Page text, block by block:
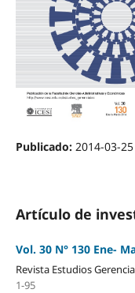
Publicado: 2014-03-25
Artículo de
Vol. 30 N° 130 Ene-
Revista Estudios
1-95